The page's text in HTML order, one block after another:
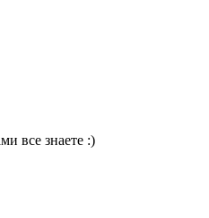
все знаете :)